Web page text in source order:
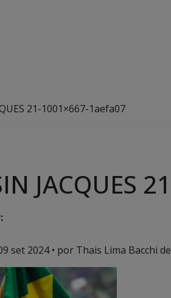
21-1001×667-1aefa07
JACQUES
set 2024• por Thais Lima Bacchi